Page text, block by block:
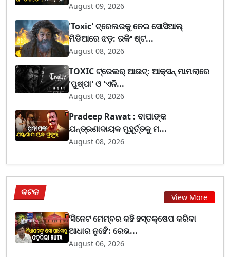
August 09, 2026
'Toxic' ଟ୍ରେଲରକୁ ନେଇ ସୋସିଆଲ୍
ମିଡିଆରେ ଝଡ଼: ରକିଂ ଷ୍ଟ...
August 08, 2026
TOXIC ଟ୍ରେଲର୍ ଆଉଟ୍: ଆକ୍ସନ୍ ମାମଲାରେ
'ପୁଷ୍ପା' ଓ 'ଏନି...
August 08, 2026
Pradeep Rawat : ବାପାଙ୍କ
ଯନ୍ତ୍ରଣାଦାୟକ ମୁହୂର୍ତ୍ତକୁ ମ...
August 08, 2026
କଟକ View More
‘ସିନେଟ ମେମ୍ବର କହି ହସ୍ତକ୍ଷେପ କରିବା
ଆଧାର ନୁହେଁ’: ରେଭ...
August 06, 2026